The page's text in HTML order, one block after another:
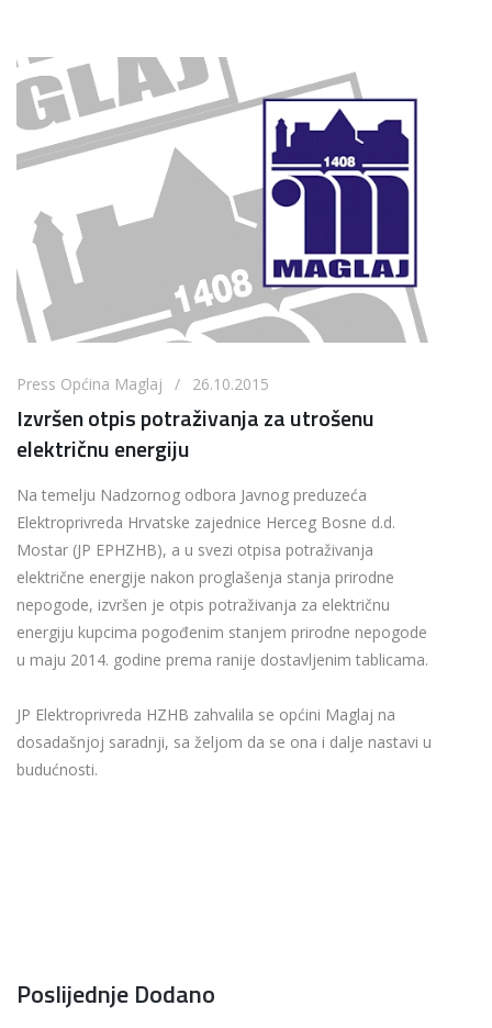
Press Općina Maglaj / 26.10.2015
Izvršen otpis potraživanja za utrošenu
električnu energiju
Na temelju Nadzornog odbora Javnog preduzeća
Elektroprivreda Hrvatske zajednice Herceg Bosne d.d.
Mostar (JP EPHZHB), a u svezi otpisa potraživanja
električne energije nakon proglašenja stanja prirodne
nepogode, izvršen je otpis potraživanja za električnu
energiju kupcima pogođenim stanjem prirodne nepogode
u maju 2014. godine prema ranije dostavljenim tablicama.
JP Elektroprivreda HZHB zahvalila se općini Maglaj na
dosadašnjoj saradnji, sa željom da se ona i dalje nastavi u
budućnosti.
Poslijednje Dodano